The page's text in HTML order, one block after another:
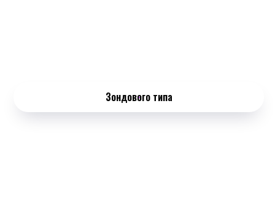
Зондового типа